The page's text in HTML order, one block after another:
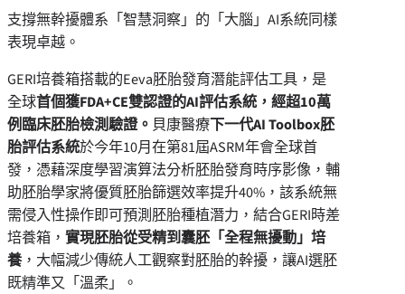
支撐無幹擾體系「智慧洞察」的「大腦」AI系統同樣
表現卓越。
GERI培養箱搭載的Eeva胚胎發育潛能評估工具，是
全球首個獲FDA+CE雙認證的AI評估系統，經超10萬
例臨床胚胎檢測驗證。 貝康醫療下一代AI Toolbox胚
胎評估系統於今年10月在第81屆ASRM年會全球首
發，憑藉深度學習演算法分析胚胎發育時序影像，輔
助胚胎學家將優質胚胎篩選效率提升40%，該系統無
需侵入性操作即可預測胚胎種植潛力，結合GERI時差
培養箱， 實現胚胎從受精到囊胚「全程無擾動」培
養，大幅減少傳統人工觀察對胚胎的幹擾，讓AI選胚
既精準又「溫柔」。